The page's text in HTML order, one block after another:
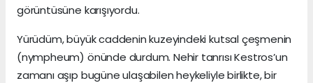
görüntüsüne karışıyordu.
Yürüdüm, büyük caddenin kuzeyindeki kutsal çeşmenin
(nympheum) önünde durdum. Nehir tanrısı Kestros’un
zamanı aşıp bugüne ulaşabilen heykeliyle birlikte, bir